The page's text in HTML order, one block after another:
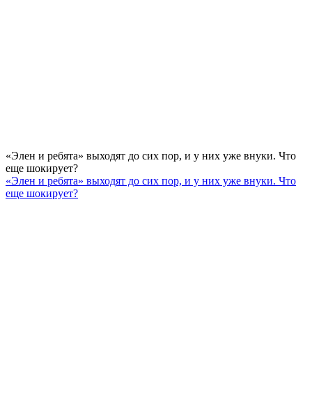
«Элен и ребята» выходят до сих пор, и у них уже внуки. Что
еще шокирует?
«Элен и ребята» выходят до сих пор, и у них уже внуки. Что
еще шокирует?